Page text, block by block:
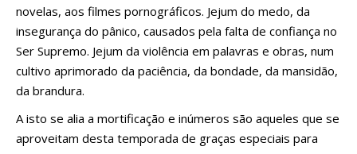
novelas, aos filmes pornográficos. Jejum do medo, da
insegurança do pânico, causados pela falta de confiança no
Ser Supremo. Jejum da violência em palavras e obras, num
cultivo aprimorado da paciência, da bondade, da mansidão,
da brandura.
A isto se alia a mortificação e inúmeros são aqueles que se
aproveitam desta temporada de graças especiais para